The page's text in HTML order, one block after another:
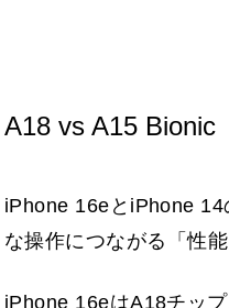
A18 vs A15 Bionic
iPhone 16eとiPhone
な操作につながる「性能
iPhone 16eはA18チッ